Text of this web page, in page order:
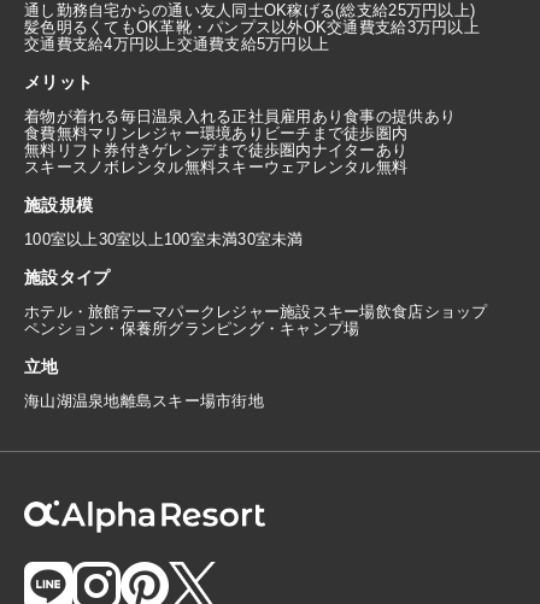
通し勤務自宅からの通い友人同士OK稼げる(総支給25万円以上)
髪色明るくてもOK革靴・パンプス以外OK交通費支給3万円以上
交通費支給4万円以上交通費支給5万円以上
メリット
着物が着れる毎日温泉入れる正社員雇用あり食事の提供あり
食費無料マリンレジャー環境あり ビーチまで徒歩圏内
無料リフト券付きゲレンデまで徒歩圏内ナイターあり
スキースノボレンタル無料スキーウェアレンタル無料
施設規模
100室以上30室以上100室未満30室未満
施設タイプ
ホテル・旅館テーマパーク レジャー施設スキー場飲食店ショップ
ペンション・保養所グランピング・キャンプ場
立地
海山湖温泉地離島スキー場市街地